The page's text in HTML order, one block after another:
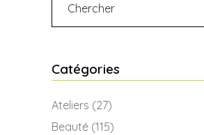
Catégories
Ateliers (27)
Beauté (115)